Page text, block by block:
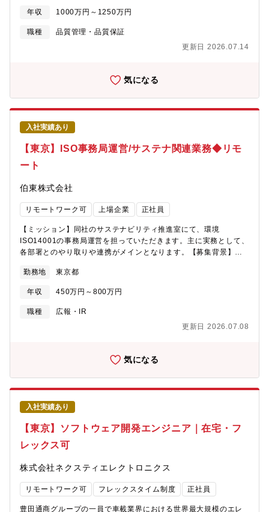
様々な業務を東京、愛知の2拠点、5グループで対応しています。
※マネジメントする人数はパート含め約50名程度【業務内容】
（入社直後）1グループのマネージャーとして、顕微鏡、デジタル
スターや各種治具による電気特性の選別、X線検査装置による選別
ー部の部長として、各グループのマネジメントや体制整備・運
営、現場の技術指導等を行って頂きます。※VAセンターで行って
いる参考業務内容（開発・設計）■品質評価・部品・モジュールの
機能評価（評価・認定）■顧客認定支援・マネジメントレビュー、
デザインレビューなどの新規認定の対応・認定に必要な指定帳票
の作成 等■化学物質調査・IMDS、CAMDS、chemSHERPAな
どの化学物質調査資料の作成・上記以外にお客さま指定帳票など
の作成にも対応 等■信頼性評価・恒温恒湿槽、温度サイクル
槽、Hast、PCTなどを使用した環境試験 等（量産・変更）■
除去、プロービング・オバークなどの故障解析■PCN申請・サプラ
イヤーからの部品変更通知をタイムリーにお客さまに報告 等■
プログラミング（書込み）・少量試作から数万個以上/月の量産ま
対応 等■検査・選別・顕微鏡、デジタルマイクロスコープ、自
動検査装置などによる外観検査、選別・テスターや各種治具によ
る電気特性の選別、X線検査装置による選別 等※参考HP※事
業案内/品質、解析サポートhttps://www.nexty-
https://www.nexty-ele.com/business/quality-
ー、産業機器メーカー、電機機器メーカー 等【ポジションの魅
力】他社の半導体商社にはない、不良品の解析や検査を行えるセ
るため【働き方】■出張：あり（各拠点の現場確認など月数回程
ット VAセンター部■人数構成：49名
年収 1000万円～1250万円
職種
品質管理・品質保証
更新日 2026.07.14
気になる
入社実績あり
【東京】ISO事務局運営/サステナ関連業務◆リモ
ート
伯東株式会社
リモートワーク可 上場企業 正社員
【ミッション】同社のサステナビリティ推進室にて、環境
ISO14001の事務局運営を担っていただきます。主に実務として、
各部署とのやり取りや連携がメインとなります。【募集背景】ベ
担うマンパワーを減らさずに、事務局の運営を継続させるための
募集となっております。ご入社後は、ご退職予定の方からの引継
ぎやOJTにて業務を覚えていただきます。【具体的な業務内容】
■ISOの事務局運営：環境(ISO14001) ※メイン業務※・事務局
内規定の整備等※認証機関等との外部折衝は現在他の方が担当し
リティ推進関連業務全般※ご経験の習熟度に応じてゆくゆくお任
せいたします。・非財務情報等の開示業務（気候変動/Co2排出量
等）・CSRアンケート回答等【配属先】サステナビリティ推進
室：8名├環境ISO14001事務局：4名 ※本ポジション※├品質
ISO9001事務局：4名※会社全体を横断的にISO運営がしっかりと
なされているか等の役割を担っています。【働き方】■在宅勤務
週2日可■平均残業時間 10～20時間程度■繁忙期 内部監査、外
部監査期間■出張 年間数件（当社各拠点）【キャリアパス】■環
境ISO事務局にてご経験を積んでいただき、将来的には認証機関と
想定です。■志向性によって品質ISO9001事務局等の役割を担うこ
とも可能です。【社風】一人ひとりに仕事を任せ、自由度の高い
裁量の中で主体的に働ける環境が特徴です。年齢や役職、新卒・
勤務地 東京都
年収 450万円～800万円
職種
広報・IR
更新日 2026.07.08
気になる
入社実績あり
【東京】ソフトウェア開発エンジニア｜在宅・フ
レックス可
株式会社ネクスティエレクトロニクス
リモートワーク可 フレックスタイム制度 正社員
豊田通商グループの一員で車載業界における世界最大規模のエレ